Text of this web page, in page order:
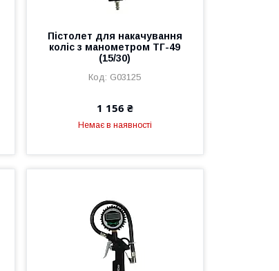
Пістолет для накачування
коліс з манометром ТГ-49
(15/30)
G03125
1 156 ₴
Немає в наявності